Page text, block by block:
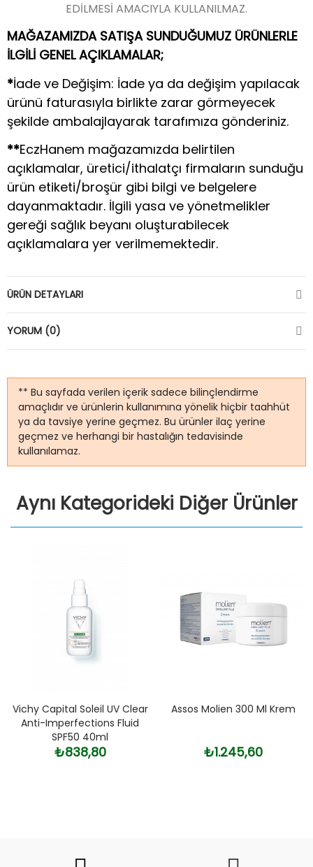
EDİLMESİ AMACIYLA KULLANILMAZ.
MAĞAZAMIZDA SATIŞA SUNDUĞUMUZ ÜRÜNLERLE
İLGİLİ GENEL AÇIKLAMALAR;
*İade ve Değişim: İade ya da değişim yapılacak
ürünü faturasıyla birlikte zarar görmeyecek
şekilde ambalajlayarak tarafımıza gönderiniz.
**EczHanem mağazamızda belirtilen
açıklamalar, üretici/ithalatçı firmaların sunduğu
ürün etiketi/broşür gibi bilgi ve belgelere
dayanmaktadır. İlgili yasa ve yönetmelikler
gereği sağlık beyanı oluşturabilecek
açıklamalara yer verilmemektedir.
ÜRÜN DETAYLARI
YORUM (0)
** Bu sayfada verilen içerik sadece bilinçlendirme
amaçlıdır ve ürünlerin kullanımına yönelik hiçbir taahhüt
ya da tavsiye yerine geçmez. Bu ürünler ilaç yerine
geçmez ve herhangi bir hastalığın tedavisinde
kullanılamaz.
Aynı Kategorideki Diğer Ürünler
Vichy Capital Soleil UV Clear
Anti-Imperfections Fluid
SPF50 40ml
₺838,80
Assos Molien 300 Ml Krem
₺1.245,60